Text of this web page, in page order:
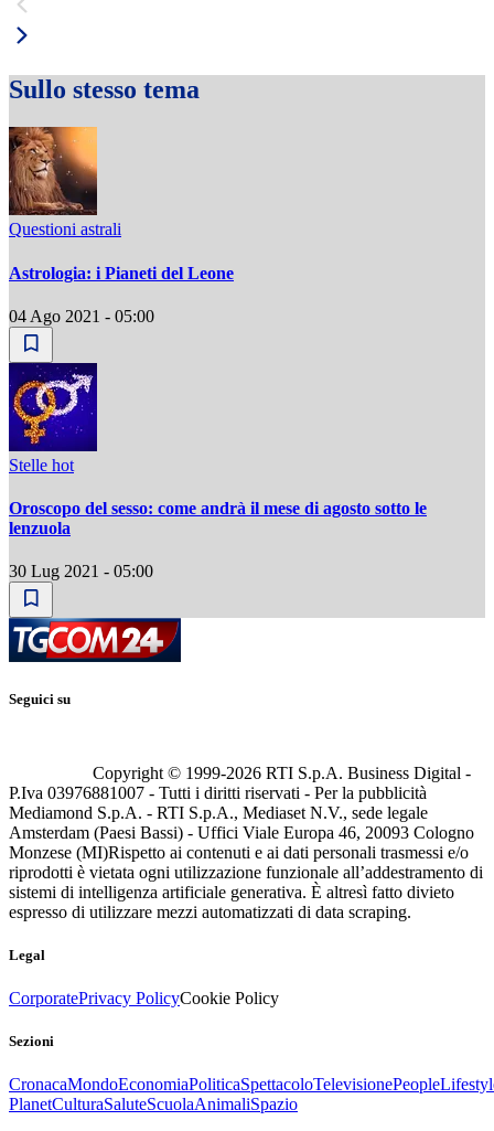
Sullo stesso tema
Questioni astrali
Astrologia: i Pianeti del Leone
04 Ago 2021 - 05:00
Stelle hot
Oroscopo del sesso: come andrà il mese di agosto sotto le
lenzuola
30 Lug 2021 - 05:00
Seguici su
Copyright © 1999-2026 RTI S.p.A. Business Digital -
P.Iva 03976881007 - Tutti i diritti riservati - Per la pubblicità
Mediamond S.p.A. - RTI S.p.A., Mediaset N.V., sede legale
Amsterdam (Paesi Bassi) - Uffici Viale Europa 46, 20093 Cologno
Monzese (MI)Rispetto ai contenuti e ai dati personali trasmessi e/o
riprodotti è vietata ogni utilizzazione funzionale all’addestramento di
sistemi di intelligenza artificiale generativa. È altresì fatto divieto
espresso di utilizzare mezzi automatizzati di data scraping.
Legal
CorporatePrivacy PolicyCookie Policy
Sezioni
CronacaMondoEconomiaPoliticaSpettacoloTelevisionePeople
PlanetCulturaSaluteScuolaAnimaliSpazio